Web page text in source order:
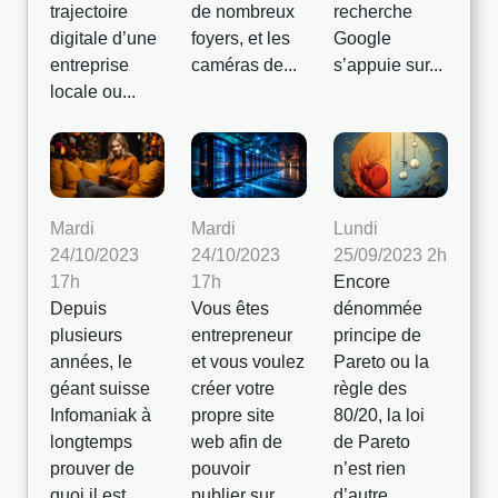
trajectoire
digitale d’une
entreprise
locale ou...
de nombreux
foyers, et les
caméras de...
recherche
Google
s’appuie sur...
Mardi
24/10/2023
17h
Depuis
plusieurs
années, le
géant suisse
Infomaniak à
longtemps
prouver de
Mardi
24/10/2023
17h
Vous êtes
entrepreneur
et vous voulez
créer votre
propre site
web afin de
pouvoir
Lundi
25/09/2023 2h
Encore
dénommée
principe de
Pareto ou la
règle des
80/20, la loi
de Pareto
n’est rien